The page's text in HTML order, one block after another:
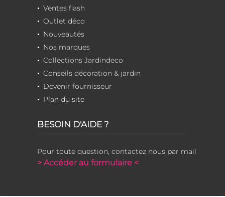
Ventes flash
Outlet déco
Nouveautés
Nos marques
Collections Jardindeco
Conseils décoration & jardin
Devenir fournisseur
Plan du site
BESOIN D'AIDE ?
Pour toute question, contactez nous par mail
> Accéder au formulaire <